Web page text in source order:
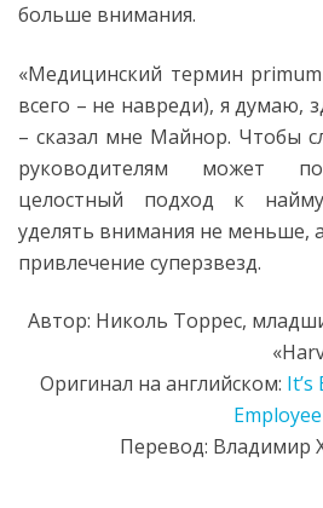
больше внимания.
«Медицинский термин
всего – не навреди), я думаю,
– сказал мне Майнор. Чтобы
руководителям может
целостный подход к
уделять внимания не меньше,
привлечение суперзвезд.
Автор: Николь Торрес,
Оригинал на английском:
Перевод: Владимир